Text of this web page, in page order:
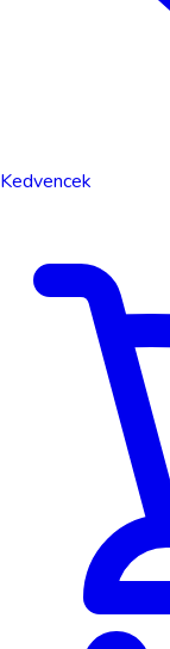
Kedvencek